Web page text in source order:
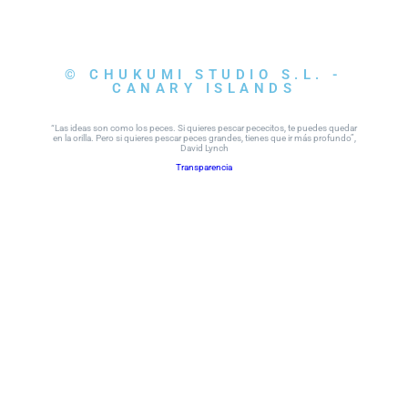
© CHUKUMI STUDIO S.L. -
CANARY ISLANDS
“Las ideas son como los peces. Si quieres pescar pececitos, te puedes quedar
en la orilla. Pero si quieres pescar peces grandes, tienes que ir más profundo”,
David Lynch
Transparencia